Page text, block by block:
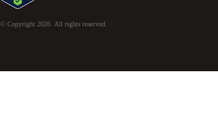
© Copyright 2026 . All rights reserved.